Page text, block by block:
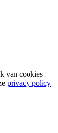
van cookies
privacy policy